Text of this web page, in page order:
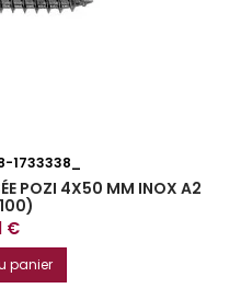
1733338_
POZI 4X50 MM INOX A2
€
panier